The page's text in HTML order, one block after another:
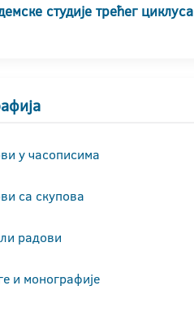
студије трећег циклуса
у часописима
са скупова
радови
и монографије